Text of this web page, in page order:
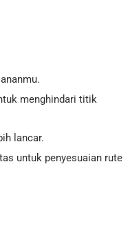
menghindari titik
lancar.
untuk penyesuaian rute